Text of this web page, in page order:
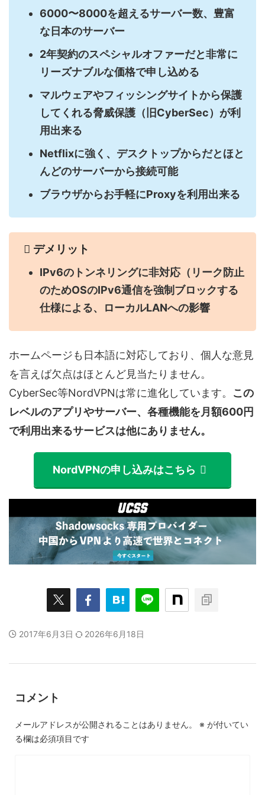
6000〜8000を超えるサーバー数、豊富
な日本のサーバー
2年契約のスペシャルオファーだと非常に
リーズナブルな価格で申し込める
マルウェアやフィッシングサイトから保護
してくれる脅威保護（旧CyberSec）が利
用出来る
Netflixに強く、デスクトップからだとほと
んどのサーバーから接続可能
ブラウザからお手軽にProxyを利用出来る
デメリット
IPv6のトンネリングに非対応（リーク防止
のためOSのIPv6通信を強制ブロックする
仕様による、ローカルLANへの影響
ホームページも日本語に対応しており、個人な意見
を言えば欠点はほとんど見当たりません。
CyberSec等NordVPNは常に進化しています。 この
レベルのアプリやサーバー、各種機能を月額600円
で利用出来るサービスは他にありません。
NordVPNの申し込みはこちら
2017年6月3日 2026年6月18日
コメント
メールアドレスが公開されることはありません。 ※ が付いてい
る欄は必須項目です